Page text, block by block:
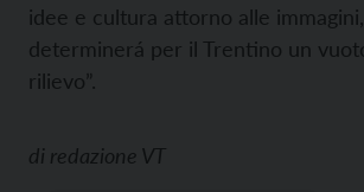
idee e cultura attorno alle immagini,
determinerá per il Trentino un
rilievo”.
di redazione VT